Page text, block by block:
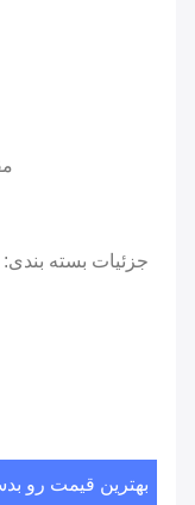
جزئیات بسته بندی:
بهترین قیمت رو